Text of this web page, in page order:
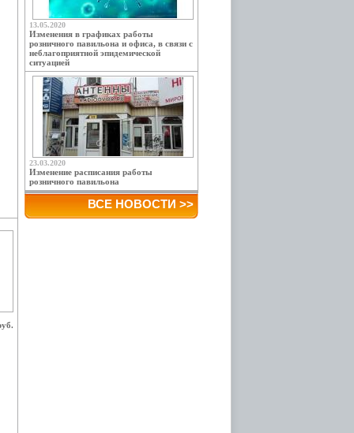
13.05.2020
Изменения в графиках работы
розничного павильона и офиса, в связи с
неблагоприятной эпидемической
ситуацией
23.03.2020
Изменение расписания работы
розничного павильона
ВСЕ НОВОСТИ >>